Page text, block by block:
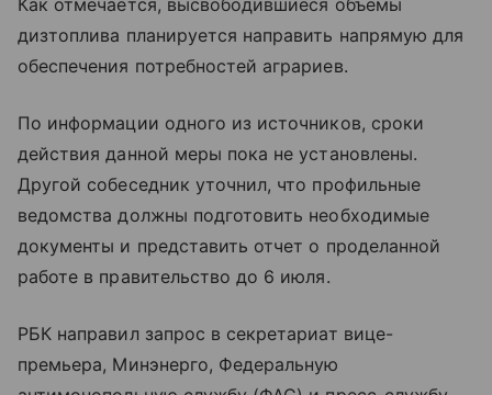
Как отмечается, высвободившиеся объемы
дизтоплива планируется направить напрямую для
обеспечения потребностей аграриев.
По информации одного из источников, сроки
действия данной меры пока не установлены.
Другой собеседник уточнил, что профильные
ведомства должны подготовить необходимые
документы и представить отчет о проделанной
работе в правительство до 6 июля.
РБК направил запрос в секретариат вице-
премьера, Минэнерго, Федеральную